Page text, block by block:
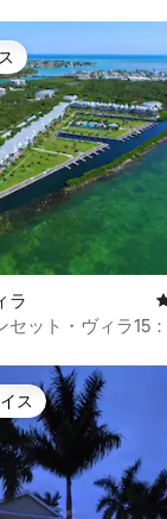
つ星の平均評価
ラ
セット・ヴィラ15
チョイスです。
ス